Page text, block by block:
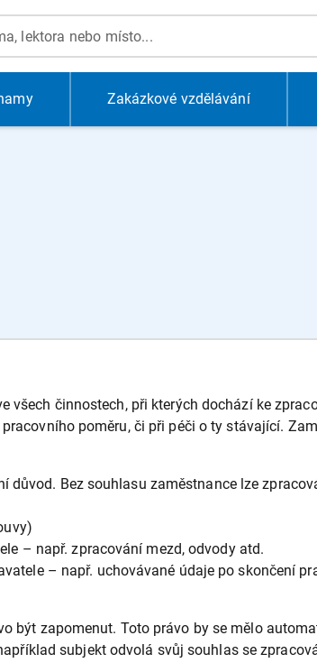
Zakázkové vzdělávání
všech činnostech, při kterých dochází ke
poměru, či při péči o ty stávající.
Bez souhlasu zaměstnance lze
– např. zpracování mezd, odvody atd.
– např. uchovávané údaje po skončení
být zapomenut. Toto právo by se mělo
subjekt odvolá svůj souhlas se